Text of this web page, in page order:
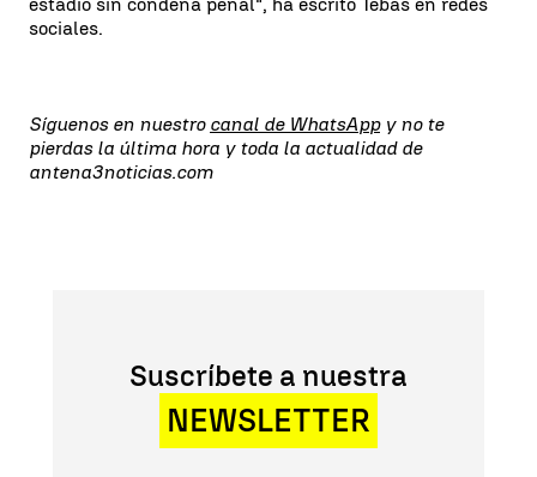
sociales.
Síguenos en nuestro canal de WhatsAppy no te
pierdas la última hora y toda la actualidad de
antena3noticias.com
Suscríbete a nuestra
NEWSLETTER